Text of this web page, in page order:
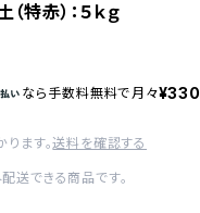
赤）：５ｋｇ
なら 手数料無料で 月々¥330
ます。送料を確認する
送できる商品です。